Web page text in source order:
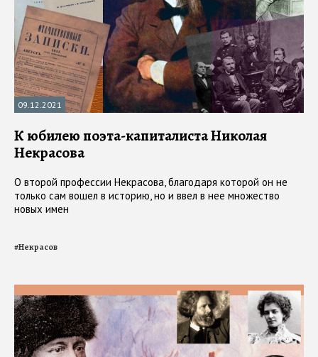
09.12.2021
К юбилею поэта-капиталиста Николая
Некрасова
О второй профессии Некрасова, благодаря которой он не
только сам вошел в историю, но и ввел в нее множество
новых имен
#Некрасов